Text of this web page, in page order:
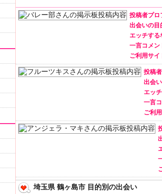
投稿者プロ
出会いの目
エッチする
一言コメン
ご利用サイ
投稿
出会
エッ
一言
ご利
埼玉県 鶴ヶ島市 目的別の出会い